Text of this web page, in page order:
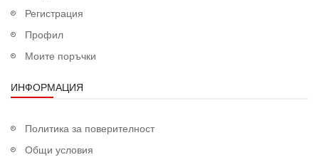
Регистрация
Профил
Моите поръчки
ИНФОРМАЦИЯ
Политика за поверителност
Общи условия